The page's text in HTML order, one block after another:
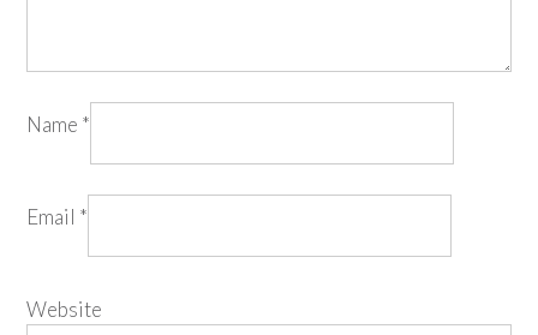
Name *
Email *
Website